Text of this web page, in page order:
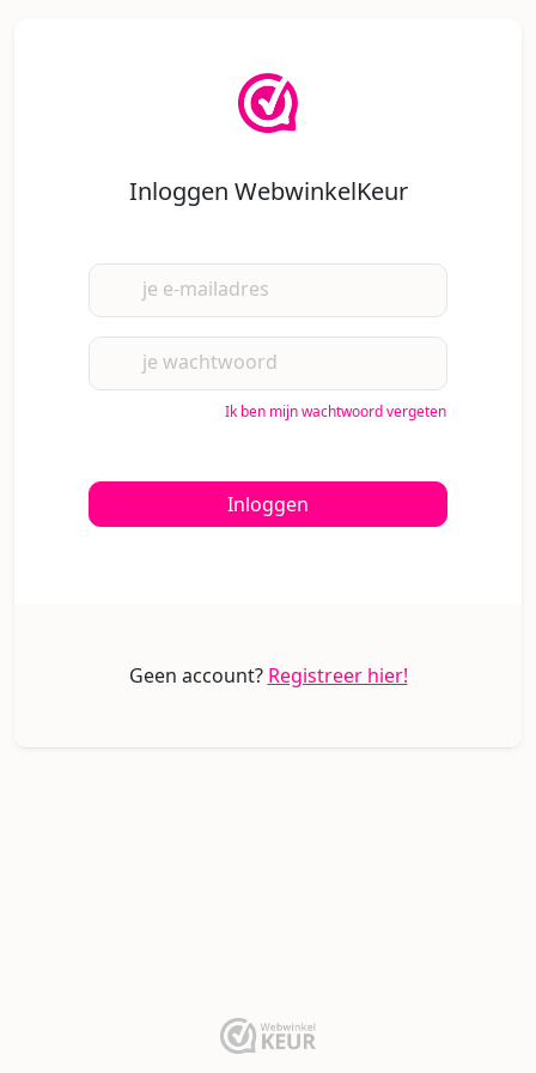
Inloggen WebwinkelKeur
je e-mailadres
je wachtwoord
Ik ben mijn wachtwoord vergeten
Inloggen
Geen account? Registreer hier!